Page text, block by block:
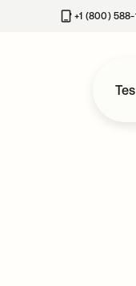
+1 (800) 588-